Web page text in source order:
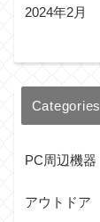
2024年2月
Categories
PC周辺機器
アウトドア